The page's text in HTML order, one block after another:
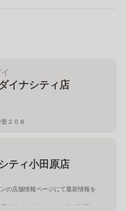
イナシティ店
２０８
ティ小田原店
の店舗情報ページにて最新情報を
里296-1 ダイナシティEAST3階